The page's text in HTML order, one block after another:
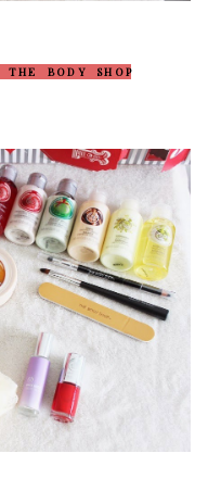
T H E B O D Y S H O P